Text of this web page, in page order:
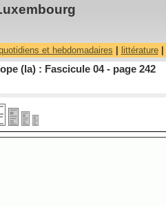
et hebdomadaires littérature|
(la) : Fascicule 04 - page 242